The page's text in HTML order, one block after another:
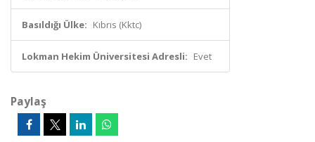
Basıldığı Ülke: Kıbrıs (Kktc)
Lokman Hekim Üniversitesi Adresli: Evet
Paylaş